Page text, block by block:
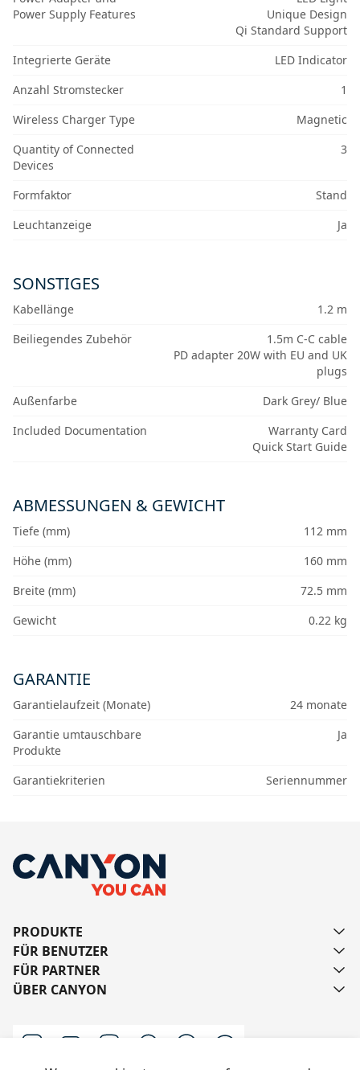
Power Supply Features
Unique Design
Qi Standard Support
Integrierte Geräte
LED Indicator
Anzahl Stromstecker
1
Wireless Charger Type
Magnetic
Quantity of Connected
Devices
3
Formfaktor
Stand
Leuchtanzeige
Ja
SONSTIGES
Kabellänge
1.2 m
Beiliegendes Zubehör
1.5m C-C cable
PD adapter 20W with EU and UK
plugs
Außenfarbe
Dark Grey/ Blue
Included Documentation
Warranty Card
Quick Start Guide
ABMESSUNGEN & GEWICHT
Tiefe (mm)
112 mm
Höhe (mm)
160 mm
Breite (mm)
72.5 mm
Gewicht
0.22 kg
GARANTIE
Garantielaufzeit (Monate)
24 monate
Garantie umtauschbare
Produkte
Ja
Garantiekriterien Seriennummer
PRODUKTE
FÜR BENUTZER
FÜR PARTNER
ÜBER CANYON